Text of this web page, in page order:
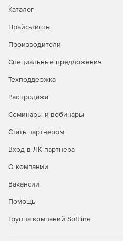
Каталог
Прайс-листы
Производители
Специальные предложения
Техподдержка
Распродажа
Семинары и вебинары
Стать партнером
Вход в ЛК партнера
О компании
Вакансии
Помощь
Группа компаний Softline